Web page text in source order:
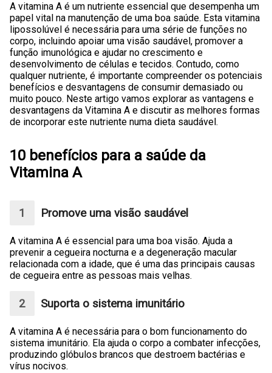
A vitamina A é um nutriente essencial que desempenha um
papel vital na manutenção de uma boa saúde. Esta vitamina
lipossolúvel é necessária para uma série de funções no
corpo, incluindo apoiar uma visão saudável, promover a
função imunológica e ajudar no crescimento e
desenvolvimento de células e tecidos. Contudo, como
qualquer nutriente, é importante compreender os potenciais
benefícios e desvantagens de consumir demasiado ou
muito pouco. Neste artigo vamos explorar as vantagens e
desvantagens da Vitamina A e discutir as melhores formas
de incorporar este nutriente numa dieta saudável.
10 benefícios para a saúde da
Vitamina A
Promove uma visão saudável
A vitamina A é essencial para uma boa visão. Ajuda a
prevenir a cegueira nocturna e a degeneração macular
relacionada com a idade, que é uma das principais causas
de cegueira entre as pessoas mais velhas.
Suporta o sistema imunitário
A vitamina A é necessária para o bom funcionamento do
sistema imunitário. Ela ajuda o corpo a combater infecções,
produzindo glóbulos brancos que destroem bactérias e
vírus nocivos.